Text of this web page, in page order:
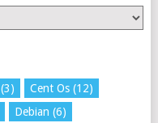
(3) Cent Os(12)
Debian (6)